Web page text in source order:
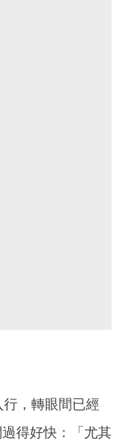
，轉眼間已經
得好快：「尤其